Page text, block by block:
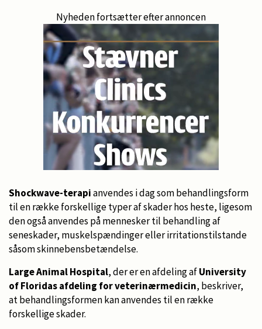
Nyheden fortsætter efter annoncen
Shockwave-terapianvendes i dag som behandlingsform
til en række forskellige typer af skader hos heste, ligesom
den også anvendes på mennesker til behandling af
seneskader, muskelspændinger eller irritationstilstande
såsom skinnebensbetændelse.
Large Animal Hospital, der er en afdeling afUniversity
of Floridas afdeling for veterinærmedicin, beskriver,
at behandlingsformen kan anvendes til en række
forskellige skader.